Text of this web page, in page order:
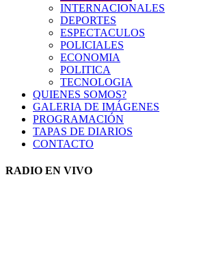
INTERNACIONALES
DEPORTES
ESPECTACULOS
POLICIALES
ECONOMIA
POLITICA
TECNOLOGIA
QUIENES SOMOS?
GALERIA DE IMÁGENES
PROGRAMACIÓN
TAPAS DE DIARIOS
CONTACTO
RADIO EN VIVO